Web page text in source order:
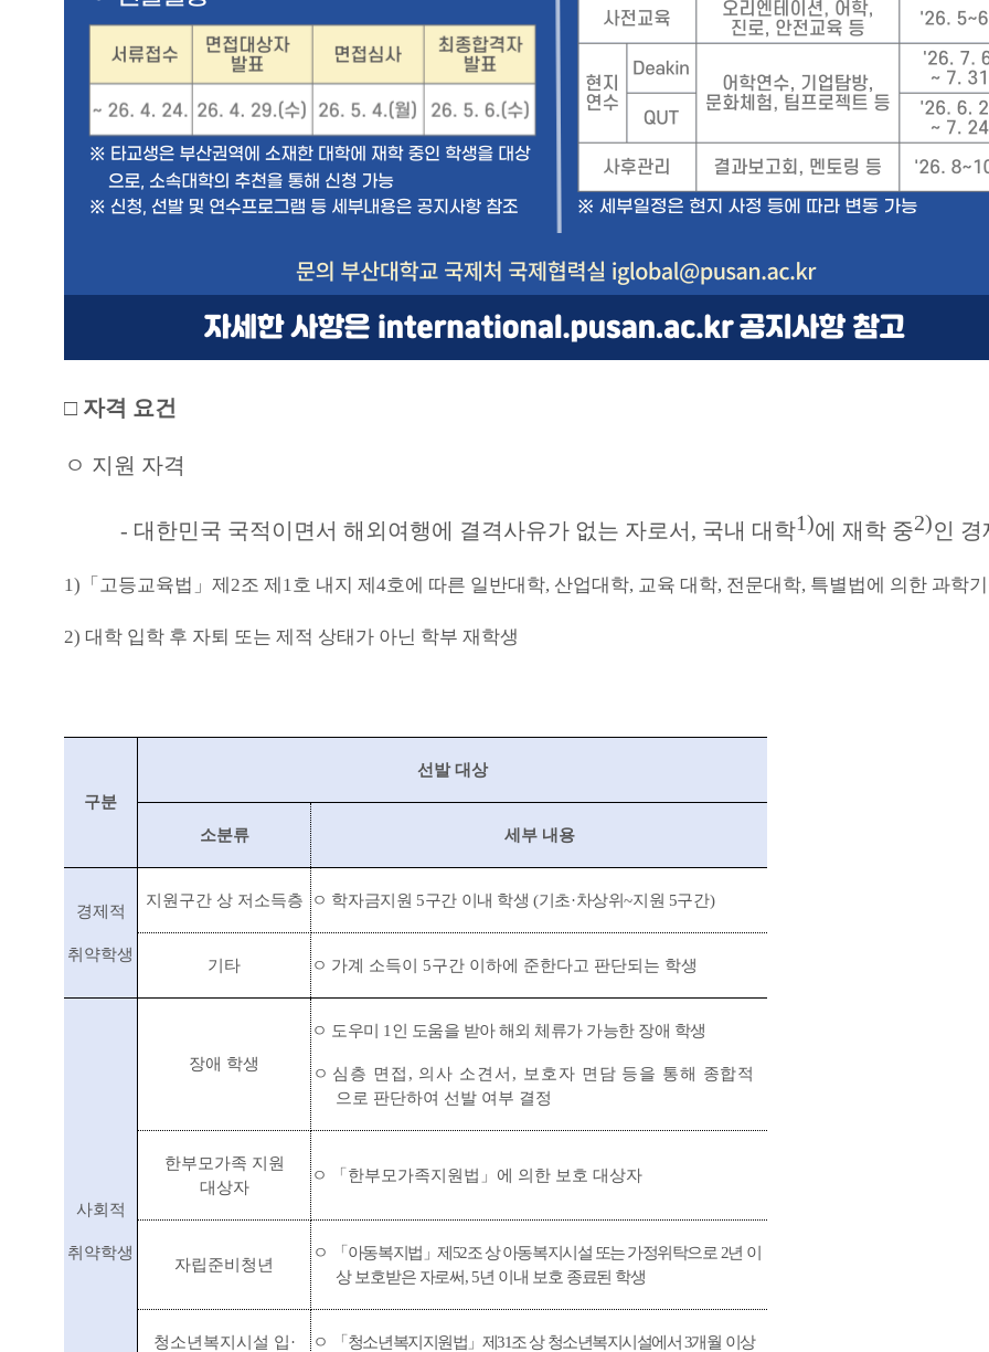
□ 자격 요건
ㅇ 지원 자격
- 대한민국 국적이면서 해외여행에 결격사유가 없는 자로서, 국내 대학1)에 재학 중2)인 경
1) 「 고등교육법 」 제 2조 제 1 호 내지 제4호에 따른 일반대학, 산업대학, 교육 대학, 전문대학, 특별법에 의한 과학
2) 대학 입학 후 자퇴 또는 제적 상태가 아닌 학부 재학생
구분
선발 대상
소분류 세부 내용
경제적
취약학생
지원구간 상 저소득층 ㅇ 학자금지원 5구간 이내 학생(기초·차상위~지원 5구간)
기타 ㅇ 가계 소득이 5구간 이하에 준한다고 판단되는 학생
사회적
취약학생
장애 학생
ㅇ 도우미 1 인 도움을 받아 해외 체류가 가능한 장애 학생
ㅇ 심층 면접 , 의사 소견서 , 보호자 면담 등을 통해 종합적
으로 판단하여 선발 여부 결정
한부모가족 지원
대상자
ㅇ 「 한부모가족지원법 」 에 의한 보호 대상자
자립준비청년
ㅇ 「 아동복지법 」제 52조 상 아동복지시설 또는 가정위탁으로 2년 이
상 보호받은 자로써, 5년 이내 보호 종료된 학생
청소년복지시설 입·
ㅇ 「 청소년복지지원법 」 제31조 상 청소년복지시설에서 3개월 이상